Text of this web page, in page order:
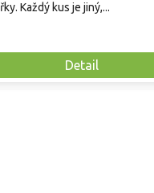
Detail
Každý kus je jiný,...